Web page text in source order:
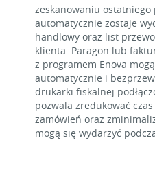
zeskanowaniu
automatycznie zostaje
handlowy oraz list
klienta. Paragon lub
z programem Enova
automatycznie i
drukarki fiskalnej
pozwala zredukować
zamówień oraz
mogą się wydarzyć